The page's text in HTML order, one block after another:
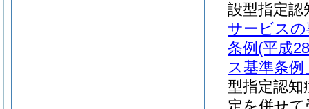
設型指定認
サービス
条例 (平成
ス基準条
型指定認知